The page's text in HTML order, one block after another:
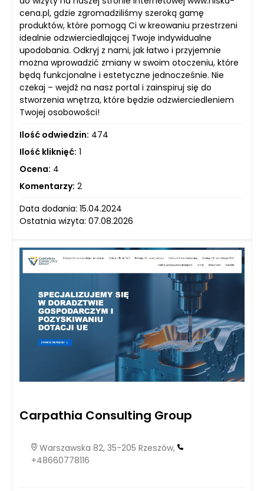
cena.pl, gdzie zgromadziliśmy szeroką gamę
produktów, które pomogą Ci w kreowaniu przestrzeni
idealnie odzwierciedlającej Twoje indywidualne
upodobania. Odkryj z nami, jak łatwo i przyjemnie
można wprowadzić zmiany w swoim otoczeniu, które
będą funkcjonalne i estetyczne jednocześnie. Nie
czekaj – wejdź na nasz portal i zainspiruj się do
stworzenia wnętrza, które będzie odzwierciedleniem
Twojej osobowości!
Ilość odwiedzin: 474
Ilość kliknięć: 1
Ocena: 4
Komentarzy: 2
Data dodania: 15.04.2024
Ostatnia wizyta: 07.08.2026
Carpathia Consulting Group
Warszawska 82, 35-205 Rzeszów,
+48660778116